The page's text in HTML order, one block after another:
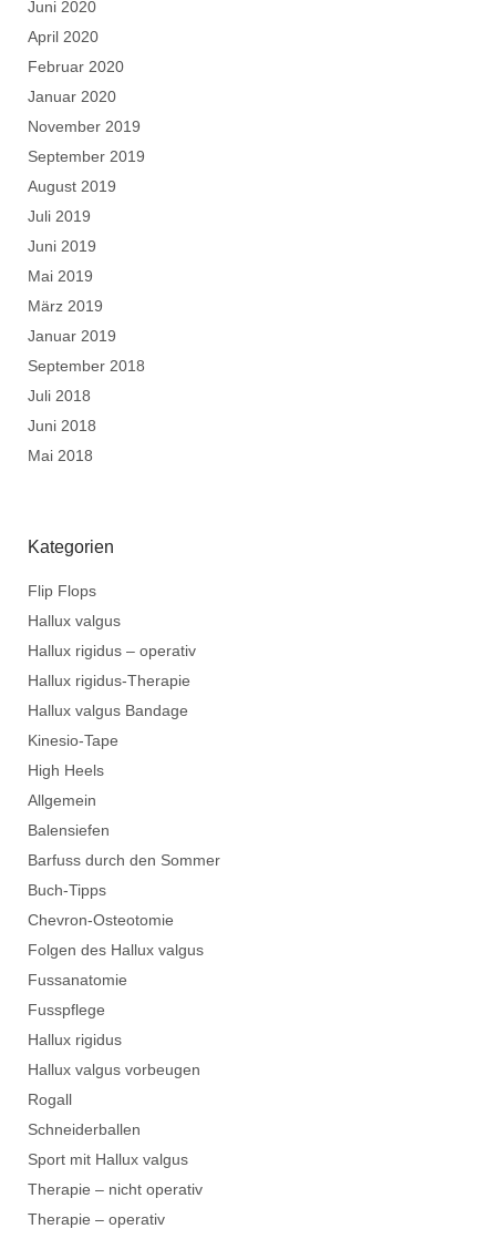
Juni 2020
April 2020
Februar 2020
Januar 2020
November 2019
September 2019
August 2019
Juli 2019
Juni 2019
Mai 2019
März 2019
Januar 2019
September 2018
Juli 2018
Juni 2018
Mai 2018
Kategorien
Flip Flops
Hallux valgus
Hallux rigidus – operativ
Hallux rigidus-Therapie
Hallux valgus Bandage
Kinesio-Tape
High Heels
Allgemein
Balensiefen
Barfuss durch den Sommer
Buch-Tipps
Chevron-Osteotomie
Folgen des Hallux valgus
Fussanatomie
Fusspflege
Hallux rigidus
Hallux valgus vorbeugen
Rogall
Schneiderballen
Sport mit Hallux valgus
Therapie – nicht operativ
Therapie – operativ